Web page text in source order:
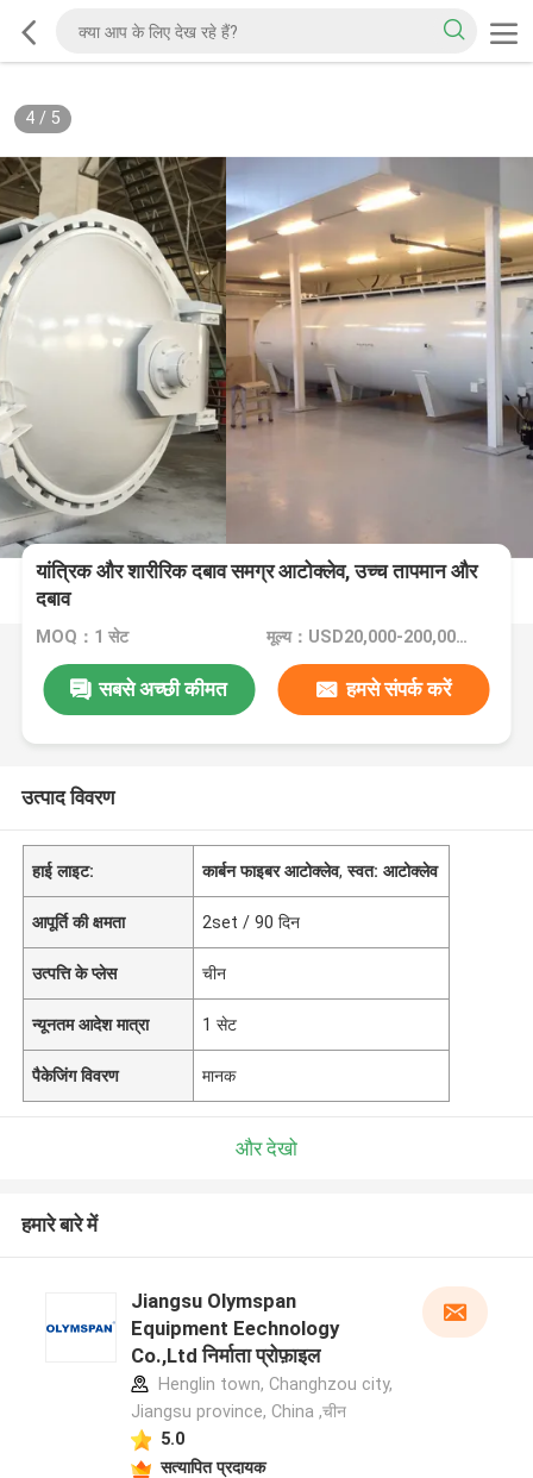
4/ 5
यांत्रिक और शारीरिक दबाव समग्र आटोक्लेव, उच्च तापमान और
दबाव
MOQ：1 सेट मूल्य：USD20,000-200,000/Set
सबसे अच्छी कीमत हमसे संपर्क करें
उत्पाद विवरण
हाई लाइट: कार्बन फाइबर आटोक्लेव,स्वत: आटोक्लेव
आपूर्ति की क्षमता 2set / 90 दिन
उत्पत्ति के प्लेस चीन
न्यूनतम आदेश मात्रा 1 सेट
पैकेजिंग विवरण मानक
और देखो
हमारे बारे में
Jiangsu Olymspan
Equipment Eechnology
Co.,Ltd निर्माता प्रोफ़ाइल
Henglin town, Changhzou city,
Jiangsu province, China ,चीन
5.0
सत्यापित प्रदायक